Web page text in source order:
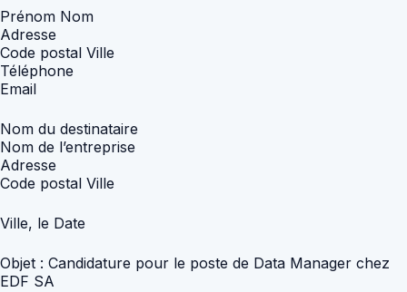
Prénom Nom
Adresse
Code postal Ville
Téléphone
Email
Nom du destinataire
Nom de l’entreprise
Adresse
Code postal Ville
Ville, le Date
Objet : Candidature pour le poste de Data Manager chez
EDF SA